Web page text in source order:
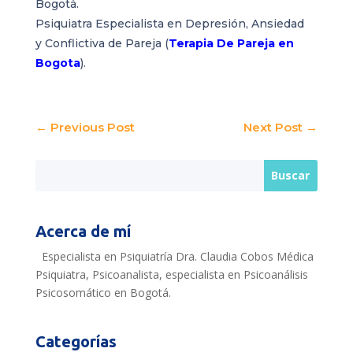
Bogotá.
Psiquiatra Especialista en Depresión, Ansiedad
y Conflictiva de Pareja (Terapia De Pareja en
Bogota).
← Previous Post Next Post →
Acerca de mí
Especialista en Psiquiatría Dra. Claudia Cobos Médica
Psiquiatra, Psicoanalista, especialista en Psicoanálisis
Psicosomático en Bogotá.
Categorías